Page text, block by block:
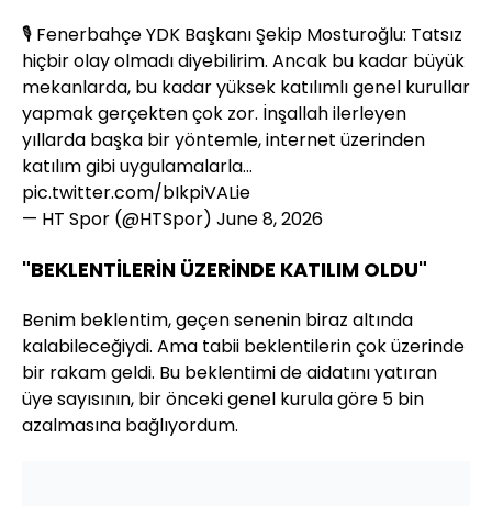
🎙️ Fenerbahçe YDK Başkanı Şekip Mosturoğlu: Tatsız
hiçbir olay olmadı diyebilirim. Ancak bu kadar büyük
mekanlarda, bu kadar yüksek katılımlı genel kurullar
yapmak gerçekten çok zor. İnşallah ilerleyen
yıllarda başka bir yöntemle, internet üzerinden
katılım gibi uygulamalarla…
pic.twitter.com/bIkpiVALie
— HT Spor (@HTSpor) June 8, 2026
"BEKLENTİLERİN ÜZERİNDE KATILIM OLDU"
Benim beklentim, geçen senenin biraz altında
kalabileceğiydi. Ama tabii beklentilerin çok üzerinde
bir rakam geldi. Bu beklentimi de aidatını yatıran
üye sayısının, bir önceki genel kurula göre 5 bin
azalmasına bağlıyordum.